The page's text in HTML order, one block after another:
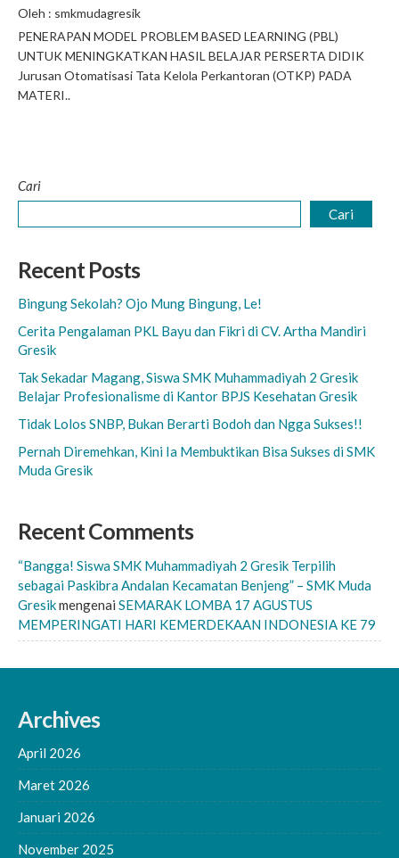
Oleh : smkmudagresik
PENERAPAN MODEL PROBLEM BASED LEARNING (PBL)
UNTUK MENINGKATKAN HASIL BELAJAR PERSERTA DIDIK
Jurusan Otomatisasi Tata Kelola Perkantoran (OTKP) PADA
MATERI..
Cari
Cari
Recent Posts
Bingung Sekolah? Ojo Mung Bingung, Le!
Cerita Pengalaman PKL Bayu dan Fikri di CV. Artha Mandiri
Gresik
Tak Sekadar Magang, Siswa SMK Muhammadiyah 2 Gresik
Belajar Profesionalisme di Kantor BPJS Kesehatan Gresik
Tidak Lolos SNBP, Bukan Berarti Bodoh dan Ngga Sukses!!
Pernah Diremehkan, Kini Ia Membuktikan Bisa Sukses di SMK
Muda Gresik
Recent Comments
“Bangga! Siswa SMK Muhammadiyah 2 Gresik Terpilih
sebagai Paskibra Andalan Kecamatan Benjeng” – SMK Muda
Gresikmengenai SEMARAK LOMBA 17 AGUSTUS
MEMPERINGATI HARI KEMERDEKAAN INDONESIA KE 79
Archives
April 2026
Maret 2026
Januari 2026
November 2025